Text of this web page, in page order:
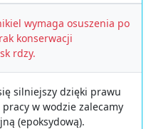
wymaga osuszenia po
konserwacji
rdzy.
silniejszy dzięki prawu
w wodzie zalecamy
(epoksydową).